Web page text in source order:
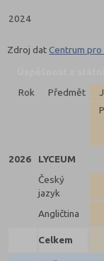
2024
Zdroj datCentrum
Rok
Předmět
2026
LYCEUM
Český
jazyk
Angličtina
Celkem